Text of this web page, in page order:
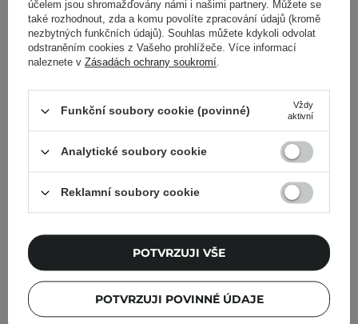
TIRTIR - Ceramic Milk Ampoule - Silně hydratační
ampule na obličej - 40 ml
účelem jsou shromažďovány námi i našimi partnery. Můžete se
také rozhodnout, zda a komu povolíte zpracování údajů (kromě
nezbytných funkčních údajů). Souhlas můžete kdykoli odvolat
odstraněním cookies z Vašeho prohlížeče. Více informací
naleznete v Zásadách ochrany soukromí.
Funkční soubory cookie (povinné)
Vždy
aktivní
Analytické soubory cookie
Reklamní soubory cookie
POTVRZUJI POVINNÉ ÚDAJE
POTVRZUJI VŠE